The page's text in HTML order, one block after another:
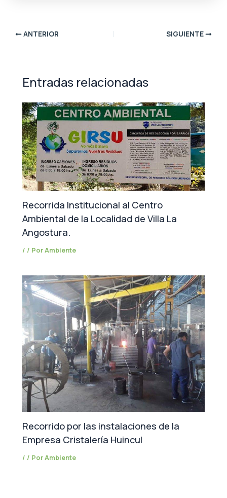
ANTERIOR SIGUIENTE
Entradas relacionadas
Recorrida Institucional al Centro
Ambiental de la Localidad de Villa La
Angostura.
/ / PorAmbiente
Recorrido por las instalaciones de la
Empresa Cristalería Huincul
/ / Por Ambiente